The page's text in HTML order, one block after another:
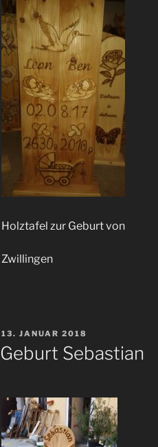
Holztafel zur Geburt von
Zwillingen
VERÖFFENTLICHT
AM
13. JANUAR 2018
Geburt Sebastian